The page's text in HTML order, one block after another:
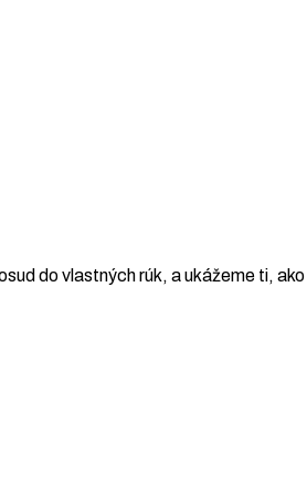
do vlastných rúk, a ukážeme ti,